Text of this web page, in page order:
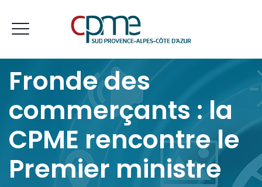
Fronde des
commerçants : la
CPME rencontre le
Premier ministre